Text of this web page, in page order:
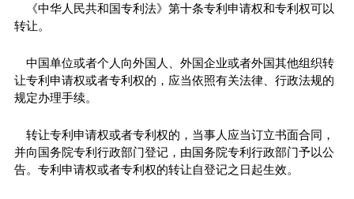
《中华人民共和国专利法》第十条专利申请权和专利权可以
转让。
中国单位或者个人向外国人、外国企业或者外国其他组织转
让专利申请权或者专利权的，应当依照有关法律、行政法规的
规定办理手续。
转让专利申请权或者专利权的，当事人应当订立书面合同，
并向国务院专利行政部门登记，由国务院专利行政部门予以公
告。专利申请权或者专利权的转让自登记之日起生效。